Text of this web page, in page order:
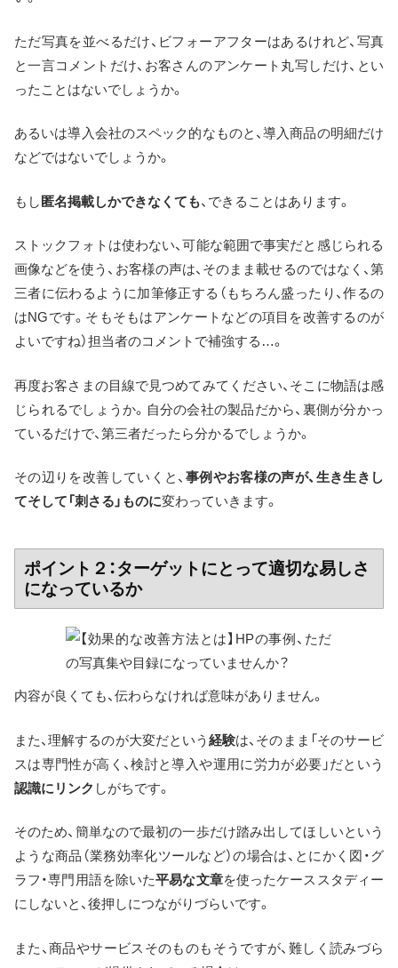
ただ写真を並べるだけ、ビフォーアフターはあるけれど、写真
と一言コメントだけ、お客さんのアンケート丸写しだけ、とい
ったことはないでしょうか。
あるいは導入会社のスペック的なものと、導入商品の明細だけ
などではないでしょうか。
もし 匿名掲載しかできなくても、できることはあります。
ストックフォトは使わない、可能な範囲で事実だと感じられる
画像などを使う、お客様の声は、そのまま載せるのではなく、第
三者に伝わるように加筆修正する（もちろん盛ったり、作るの
はNGです。そもそもはアンケートなどの項目を改善するのが
よいですね）担当者のコメントで補強する…。
再度お客さまの目線で見つめてみてください、そこに物語は感
じられるでしょうか。自分の会社の製品だから、裏側が分かっ
ているだけで、第三者だったら分かるでしょうか。
その辺りを改善していくと、 事例やお客様の声が、生き生きし
てそして「刺さる」ものに変わっていきます。
ポイント２：ターゲットにとって適切な易しさ
になっているか
内容が良くても、伝わらなければ意味がありません。
また、理解するのが大変だという経験は、そのまま「そのサービ
スは専門性が高く、検討と導入や運用に労力が必要」だという
認識にリンク しがちです。
そのため、簡単なので最初の一歩だけ踏み出してほしいという
ような商品（業務効率化ツールなど）の場合は、とにかく図・グ
ラフ・専門用語を除いた平易な文章を使ったケーススタディー
にしないと、後押しにつながりづらいです。
また、商品やサービスそのものもそうですが、難しく読みづら